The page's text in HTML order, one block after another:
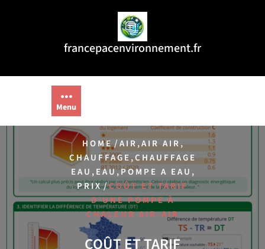
francepacenvironnement.fr
Menu
HOME/AIR,AIR AIR,
CHAUFFAGE,CHAUFFAGE
EAU ,EAU,POMPE A EAU ,
PRIX/COÛT ET TARIF
D’UNE POMPE À
CHALEUR AIR-AIR
COÛT ET TARIF